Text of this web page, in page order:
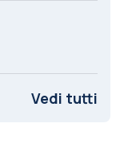
Vedi tutti